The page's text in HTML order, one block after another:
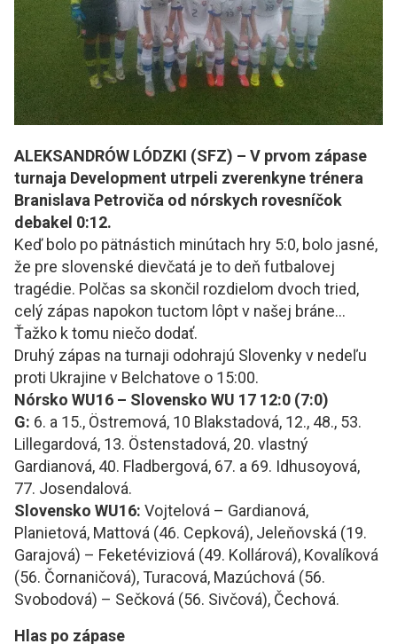
ALEKSANDRÓW LÓDZKI (SFZ) – V prvom zápase
turnaja Development utrpeli zverenkyne trénera
Branislava Petroviča od nórskych rovesníčok
debakel 0:12.
Keď bolo po pätnástich minútach hry 5:0, bolo jasné,
že pre slovenské dievčatá je to deň futbalovej
tragédie. Polčas sa skončil rozdielom dvoch tried,
celý zápas napokon tuctom lôpt v našej bráne…
Ťažko k tomu niečo dodať.
Druhý zápas na turnaji odohrajú Slovenky v nedeľu
proti Ukrajine v Belchatove o 15:00.
Nórsko WU16 – Slovensko WU 17 12:0 (7:0)
G: 6. a 15., Östremová, 10 Blakstadová, 12., 48., 53.
Lillegardová, 13. Östenstadová, 20. vlastný
Gardianová, 40. Fladbergová, 67. a 69. Idhusoyová,
77. Josendalová.
Slovensko WU16: Vojtelová – Gardianová,
Planietová, Mattová (46. Cepková), Jeleňovská (19.
Garajová) – Feketéviziová (49. Kollárová), Kovalíková
(56. Čornaničová), Turacová, Mazúchová (56.
Svobodová) – Sečková (56. Sivčová), Čechová.
Hlas po zápase